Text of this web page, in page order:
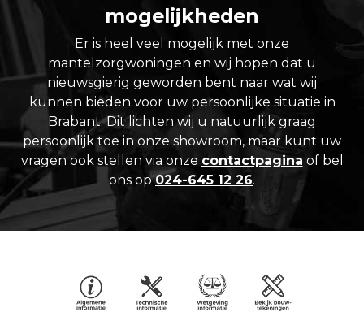
mogelijkheden
Er is heel veel mogelijk met onze
mantelzorgwoningen en wij hopen dat u
nieuwsgierig geworden bent naar wat wij
kunnen bieden voor uw persoonlijke situatie in
Brabant. Dit lichten wij u natuurlijk graag
persoonlijk toe in onze showroom, maar kunt uw
vragen ook stellen via onze contactpagina of bel
ons op024-645 12 26.